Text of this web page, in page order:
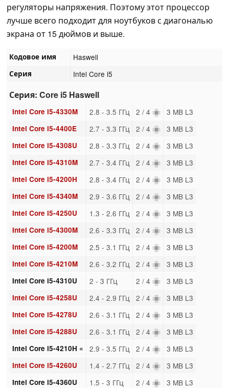
регуляторы напряжения. Поэтому этот процессор
лучше всего подходит для ноутбуков с диагональю
экрана от 15 дюймов и выше.
Кодовое имя Haswell
Серия Intel Core i5
Серия: Core i5 Haswell
Intel Core i5-4330M 2.8 - 3.5 ГГц 2 / 4 3 MB L3
Intel Core i5-4400E 2.7 - 3.3 ГГц 2 / 4 3 MB L3
Intel Core i5-4308U 2.8 - 3.3 ГГц 2 / 4 3 MB L3
Intel Core i5-4310M 2.7 - 3.4 ГГц 2 / 4 3 MB L3
Intel Core i5-4200H 2.8 - 3.4 ГГц 2 / 4 3 MB L3
Intel Core i5-4340M 2.9 - 3.6 ГГц 2 / 4 3 MB L3
Intel Core i5-4250U 1.3 - 2.6 ГГц 2 / 4 3 MB L3
Intel Core i5-4300M 2.6 - 3.3 ГГц 2 / 4 3 MB L3
Intel Core i5-4200M 2.5 - 3.1 ГГц 2 / 4 3 MB L3
Intel Core i5-4210M 2.6 - 3.2 ГГц 2 / 4 3 MB L3
Intel Core i5-4310U 2 - 3 ГГц 2 / 4 3 MB L3
Intel Core i5-4258U 2.4 - 2.9 ГГц 2 / 4 3 MB L3
Intel Core i5-4278U 2.6 - 3.1 ГГц 2 / 4 3 MB L3
Intel Core i5-4288U 2.6 - 3.1 ГГц 2 / 4 3 MB L3
Intel Core i5-4210H « 2.9 - 3.5 ГГц 2 / 4 3 MB L3
Intel Core i5-4260U 1.4 - 2.7 ГГц 2 / 4 3 MB L3
Intel Core i5-4360U 1.5 - 3 ГГц 2 / 4 3 MB L3